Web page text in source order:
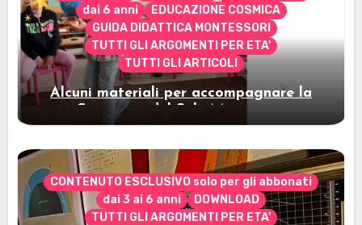
dai 6 anni
EDUCAZIONE COSMICA
GUIDA DIDATTICA MONTESSORI
TUTTI GLI ARGOMENTI PER ETA'
TUTTI GLI ARTICOLI
Alcuni materiali per accompagnare la
Cerimonia del Sole Montessori
CONTENUTO ESCLUSIVO solo per gli abbonati
dai 3 ai 6 anni
DOWNLOAD
TUTTI GLI ARGOMENTI PER ETA'